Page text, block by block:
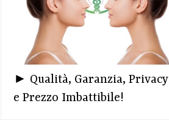
► Qualità, Garanzia, Privacy
e Prezzo Imbattibile!